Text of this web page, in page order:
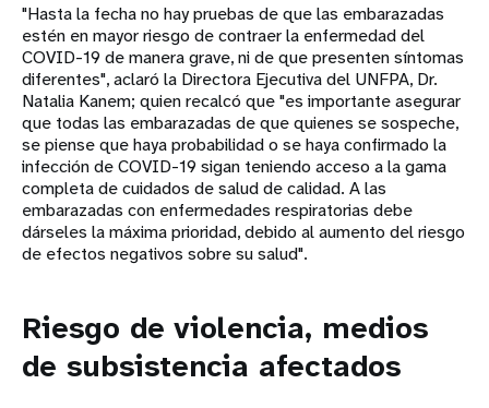
"Hasta la fecha no hay pruebas de que las embarazadas
estén en mayor riesgo de contraer la enfermedad del
COVID-19 de manera grave, ni de que presenten síntomas
diferentes", aclaró la Directora Ejecutiva del UNFPA, Dr.
Natalia Kanem; quien recalcó que "es importante asegurar
que todas las embarazadas de que quienes se sospeche,
se piense que haya probabilidad o se haya confirmado la
infección de COVID-19 sigan teniendo acceso a la gama
completa de cuidados de salud de calidad. A las
embarazadas con enfermedades respiratorias debe
dárseles la máxima prioridad, debido al aumento del riesgo
de efectos negativos sobre su salud".
Riesgo de violencia, medios
de subsistencia afectados